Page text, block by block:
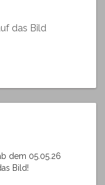
das Bild
dem 05.05.26
Bild!